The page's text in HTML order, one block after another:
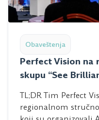
Obaveštenja
Perfect Vision na
skupu “See
TL;DR Tim Perfect
regionalnom